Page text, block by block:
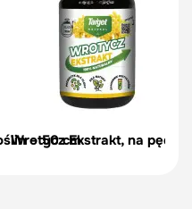
– 50 cm
Wrotycz Ekstrakt, na